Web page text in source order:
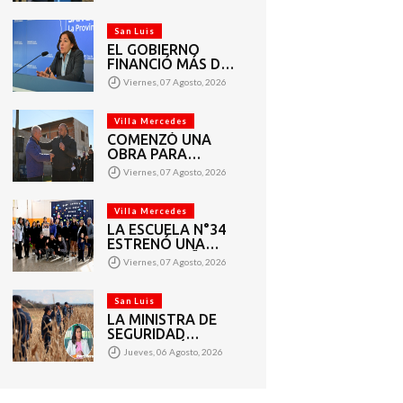
San Luis
EL GOBIERNO
FINANCIÓ MÁS DE
1.440 PROYECTOS
SOCIALES A 2.200
TODA LA
PROVINCIA
Viernes, 07 Agosto, 2026
Villa Mercedes
COMENZÓ UNA
OBRA PARA
AMPLIAR LAS
REDES DE AGUA
CLOACAS EN VILLA
MERCEDES
Viernes, 07 Agosto, 2026
Villa Mercedes
LA ESCUELA N°34
ESTRENÓ UNA
SALA DE 3 AÑOS Y
LAS OBRAS QUE
COMPLETAR EL
CICLO
SECUNDARIO
Viernes, 07 Agosto, 2026
San Luis
LA MINISTRA DE
SEGURIDAD
AGRADECIÓ EL
TRABAJO DE MÁS
Jueves, 06 Agosto, 2026